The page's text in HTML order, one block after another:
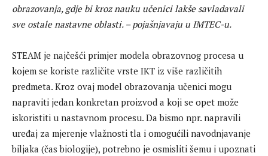
obrazovanja, gdje bi kroz nauku učenici lakše savladavali
sve ostale nastavne oblasti. – pojašnjavaju u IMTEC-u.
STEAM je najčešći primjer modela obrazovnog procesa u
kojem se koriste različite vrste IKT iz više različitih
predmeta. Kroz ovaj model obrazovanja učenici mogu
napraviti jedan konkretan proizvod a koji se opet može
iskoristiti u nastavnom procesu. Da bismo npr. napravili
uređaj za mjerenje vlažnosti tla i omogućili navodnjavanje
biljaka (čas biologije), potrebno je osmisliti šemu i upoznati